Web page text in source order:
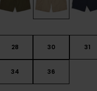
28 30 31
34 36